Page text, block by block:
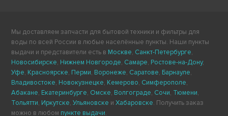
Мы доставляем запчасти для бытовой техники и фильтры для
воды по всей России в любые населённые пункты. Наши пункты
выдачи и представители есть в Москве, Санкт-Петербурге,
Новосибирске, Нижнем Новгороде, Самаре, Ростове-на-Дону,
Уфе, Красноярске, Перми, Воронеже, Саратове, Барнауле,
Владивостоке, Новокузнецке, Кемерово, Симферополе,
Абакане, Екатеринбурге, Омске, Волгограде, Сочи, Тюмени,
Тольятти, Иркутске,Ульяновске иХабаровске. Получить заказ
можно в любом пункте выдачи.